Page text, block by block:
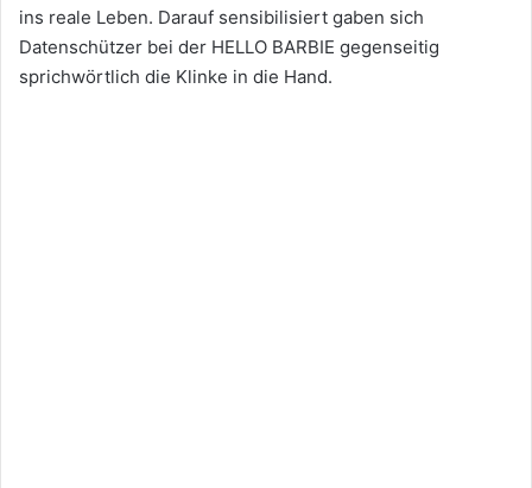
ins reale Leben. Darauf sensibilisiert gaben sich
Datenschützer bei der HELLO BARBIE gegenseitig
sprichwörtlich die Klinke in die Hand.